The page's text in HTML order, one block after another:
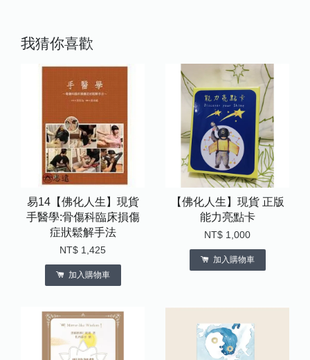
我猜你喜歡
易14【佛化人生】現貨
手醫學:骨傷科臨床損傷
症狀鬆解手法
NT$ 1,425
加入購物車
【佛化人生】現貨 正版
能力亮點卡
NT$ 1,000
加入購物車